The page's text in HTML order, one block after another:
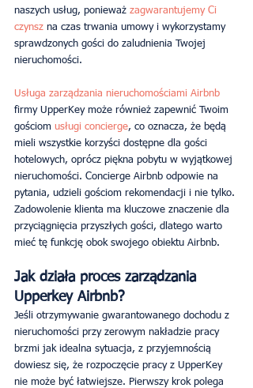
naszych usług, ponieważ zagwarantujemy Ci
czynsz na czas trwania umowy i wykorzystamy
sprawdzonych gości do zaludnienia Twojej
nieruchomości.
Usługa zarządzania nieruchomościami Airbnb
firmy UpperKey może również zapewnić Twoim
gościom usługi concierge, co oznacza, że ​​będą
mieli wszystkie korzyści dostępne dla gości
hotelowych, oprócz piękna pobytu w wyjątkowej
nieruchomości. Concierge Airbnb odpowie na
pytania, udzieli gościom rekomendacji i nie tylko.
Zadowolenie klienta ma kluczowe znaczenie dla
przyciągnięcia przyszłych gości, dlatego warto
mieć tę funkcję obok swojego obiektu Airbnb.
Jak działa proces zarządzania
Upperkey Airbnb?
Jeśli otrzymywanie gwarantowanego dochodu z
nieruchomości przy zerowym nakładzie pracy
brzmi jak idealna sytuacja, z przyjemnością
dowiesz się, że rozpoczęcie pracy z UpperKey
nie może być łatwiejsze. Pierwszy krok polega